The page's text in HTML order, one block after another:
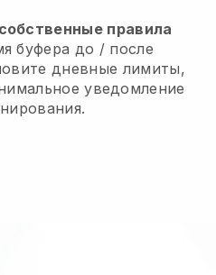
правила
буфера до / после
дневные лимиты,
уведомление